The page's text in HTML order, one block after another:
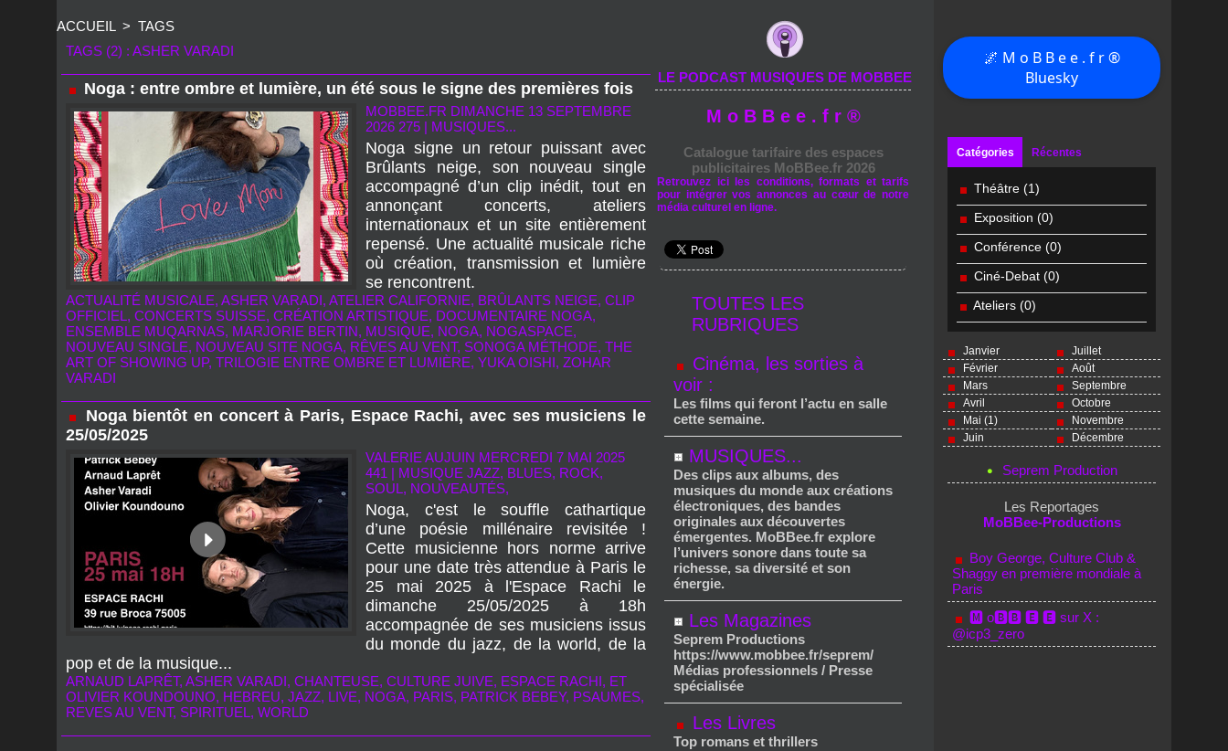
ACCUEIL > TAGS
TAGS (2) : ASHER VARADI
Noga : entre ombre et lumière, un été sous le signe des premières fois
MOBBEE.FR DIMANCHE 13 SEPTEMBRE
2026 275 | MUSIQUES...
Noga signe un retour puissant avec
Brûlants neige, son nouveau single
accompagné d’un clip inédit, tout en
annonçant concerts, ateliers
internationaux et un site entièrement
repensé. Une actualité musicale riche
où création, transmission et lumière
se rencontrent.
ACTUALITÉ MUSICALE, ASHER VARADI, ATELIER CALIFORNIE, BRÛLANTS NEIGE, CLIP
OFFICIEL, CONCERTS SUISSE, CRÉATION ARTISTIQUE, DOCUMENTAIRE NOGA,
ENSEMBLE MUQARNAS, MARJORIE BERTIN, MUSIQUE, NOGA, NOGASPACE,
NOUVEAU SINGLE, NOUVEAU SITE NOGA, RÊVES AU VENT, SONOGA MÉTHODE, THE
ART OF SHOWING UP, TRILOGIE ENTRE OMBRE ET LUMIÈRE, YUKA OISHI, ZOHAR
VARADI
Noga bientôt en concert à Paris, Espace Rachi, avec ses musiciens le
25/05/2025
VALERIE AUJUIN MERCREDI 7 MAI 2025
441 | MUSIQUE JAZZ, BLUES, ROCK,
SOUL, NOUVEAUTÉS,
Noga, c'est le souffle cathartique
d’une poésie millénaire revisitée !
Cette musicienne hors norme arrive
pour une date très attendue à Paris le
25 mai 2025 à l'Espace Rachi le
dimanche 25/05/2025 à 18h
accompagnée de ses musiciens issus
du monde du jazz, de la world, de la
pop et de la musique...
ARNAUD LAPRÊT, ASHER VARADI, CHANTEUSE, CULTURE JUIVE, ESPACE RACHI, ET
OLIVIER KOUNDOUNO, HEBREU, JAZZ, LIVE, NOGA, PARIS, PATRICK BEBEY, PSAUMES,
REVES AU VENT, SPIRITUEL, WORLD
LE PODCAST MUSIQUES DE MOBBEE
M o B B e e . f r ®
Catalogue tarifaire des espaces
publicitaires MoBBee.fr 2026
Retrouvez ici les conditions, formats et tarifs
pour intégrer vos annonces au cœur de notre
média culturel en ligne.
TOUTES LES
RUBRIQUES
Cinéma, les sorties à
voir :
Les films qui feront l’actu en salle
cette semaine.
MUSIQUES...
Des clips aux albums, des
musiques du monde aux créations
électroniques, des bandes
originales aux découvertes
émergentes. MoBBee.fr explore
l’univers sonore dans toute sa
richesse, sa diversité et son
énergie.
Les Magazines
Seprem Productions
https://www.mobbee.fr/seprem/
Médias professionnels / Presse
spécialisée
Les Livres
Top romans et thrillers
🌌 M o B B e e . f r ®
Bluesky
Catégories Récentes
Théâtre (1)
Exposition (0)
Conférence (0)
Ciné-Debat (0)
Ateliers (0)
Janvier
Février
Mars
Avril
Mai (1)
Juin
Juillet
Août
Septembre
Octobre
Novembre
Décembre
Seprem Production
Les Reportages
MoBBee-Productions
Boy George, Culture Club &
Shaggy en première mondiale à
Paris
🅼 o🅱🅱 🅴 🅴 sur X :
@icp3_zero